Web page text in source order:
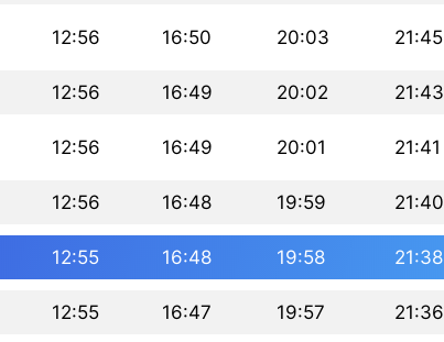
12:56 16:50 20:03 21:45
12:56 16:49 20:02 21:43
12:56 16:49 20:01 21:41
12:56 16:48 19:59 21:40
12:55 16:48 19:58 21:38
12:55 16:47 19:57 21:36